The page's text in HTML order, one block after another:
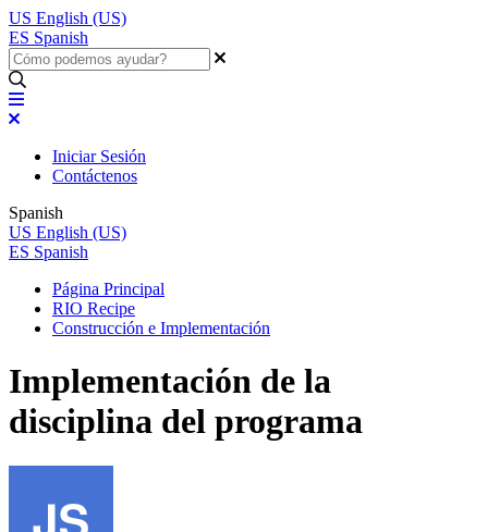
US English (US)
ES Spanish
Iniciar Sesión
Contáctenos
Spanish
US English (US)
ES Spanish
Página Principal
RIO Recipe
Construcción e Implementación
Implementación de la
disciplina del programa